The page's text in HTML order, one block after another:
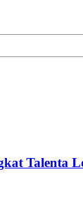
Talenta